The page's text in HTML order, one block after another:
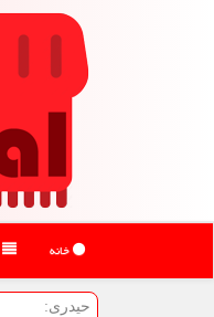
خانه
حیدری: